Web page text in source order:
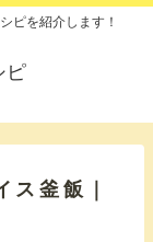
ピを紹介します！
ピ
ス釜飯｜